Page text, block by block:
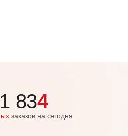
834
заказов на сегодня